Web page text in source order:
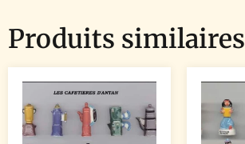
Produits similaires